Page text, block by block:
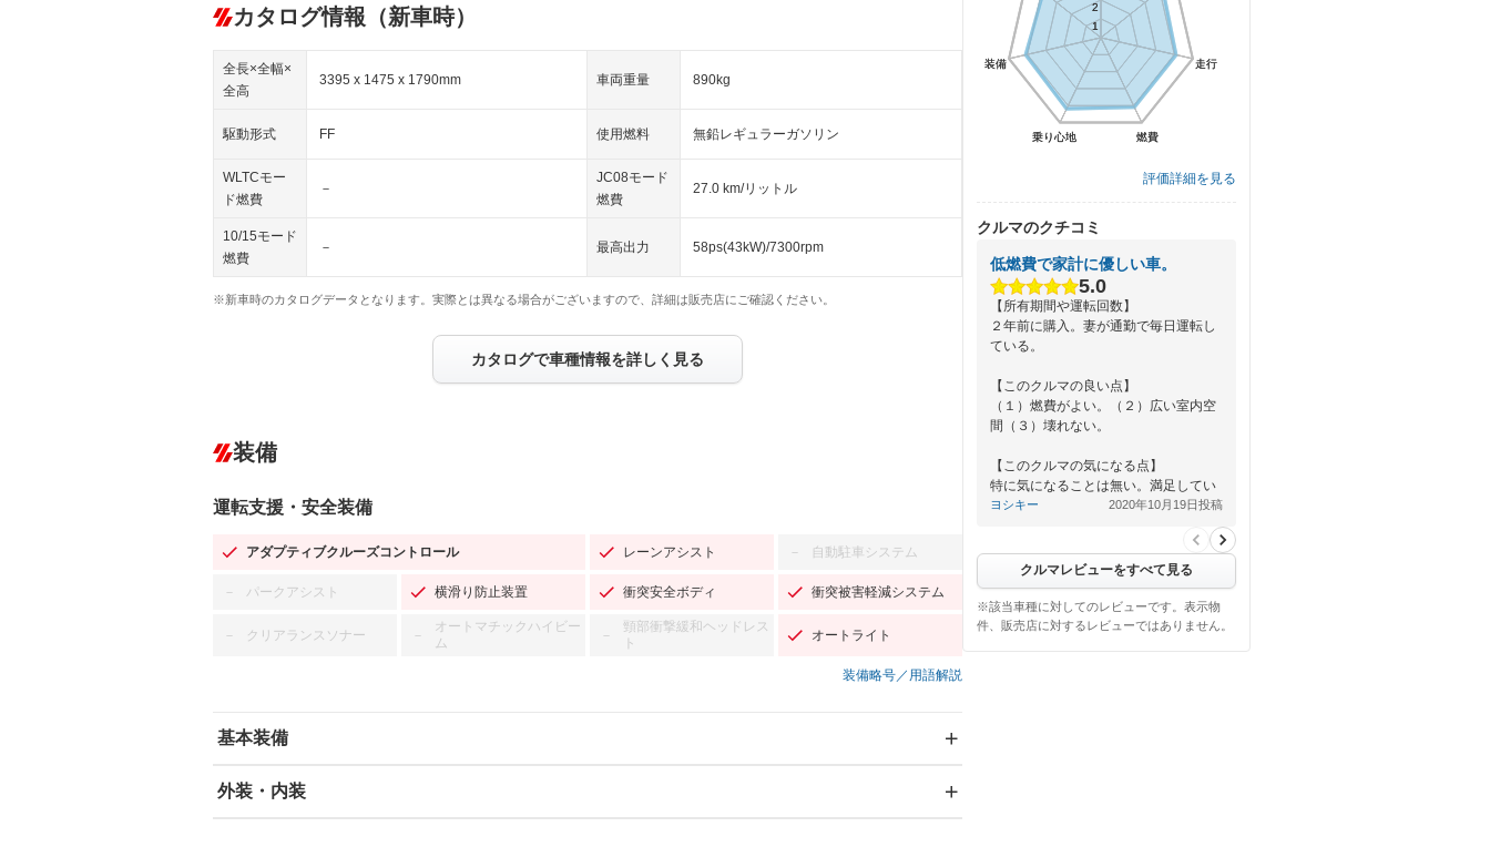
カタログ情報（新車時）
全長×全幅×
全高
3395 x 1475 x 1790mm 車両重量 890kg
駆動形式 FF 使用燃料 無鉛レギュラーガソリン
WLTCモー
ド燃費
－
JC08モード
燃費
27.0 km/リットル
10/15モード
燃費
－ 最高出力 58ps(43kW)/7300rpm
※新車時のカタログデータとなります。実際とは異なる場合がございますので、詳細は販売店にご確認ください。
カタログで車種情報を詳しく見る
装備
運転支援・安全装備
アダプティブクルーズコントロール レーンアシスト － 自動駐車システム
－ パークアシスト 横滑り防止装置 衝突安全ボディ 衝突被害軽減システム
－ クリアランスソナー －
オートマチックハイビー
ム
－
頸部衝撃緩和ヘッドレス
ト
オートライト
装備略号／用語解説
基本装備
エアバッグ：運転席/助手席
外装・内装
走行
燃費
乗り心地
装備
1
2
走行
燃費
乗り心地
装備
1
2
評価詳細を見る
クルマのクチコミ
低燃費で家計に優しい車。
5.0
【所有期間や運転回数】
２年前に購入。妻が通勤で毎日運転し
ている。
【このクルマの良い点】
（１）燃費がよい。（２）広い室内空
間（３）壊れない。
【このクルマの気になる点】
特に気になることは無い。満足してい
ます。
ヨシキー 2020年10月19日投稿
クルマレビューをすべて見る
※該当車種に対してのレビューです。表示物
件、販売店に対するレビューではありません。